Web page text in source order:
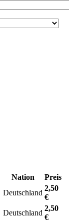
Nation
Preis
Deutschland
2,50
€
Deutschland
2,50
€